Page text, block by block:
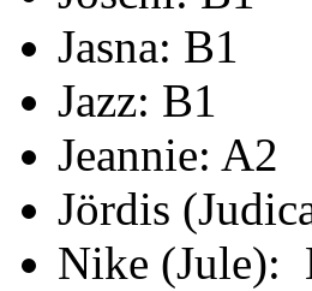
Jasna: B1
Jazz: B1
Jeannie: A2
Jördis
Nike (Jule):